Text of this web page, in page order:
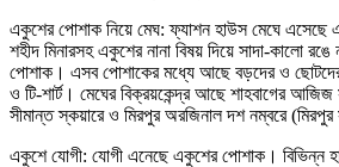
একুশের পোশাক নিয়ে মেঘ: ফ্যাশন হাউস মেঘে এসেছে
শহীদ মিনারসহ একুশের নানা বিষয় দিয়ে সাদা-কালো
পোশাক। এসব পোশাকের মধ্যে আছে বড়দের ও ছোটদের
ও টি-শার্ট। মেঘের বিক্রয়কেন্দ্র আছে শাহবাগের আজিজ
সীমান্ত স্কয়ারে ও মিরপুর অরজিনাল দশ নম্বরে
একুশে যোগী: যোগী এনেছে একুশের পোশাক। বিভিন্ন